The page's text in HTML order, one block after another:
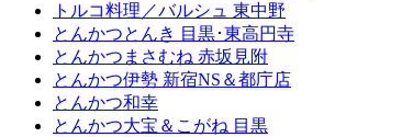
トルコ料理／バルシュ 東中野
とんかつとんき 目黒･東高円寺
とんかつまさむね 赤坂見附
とんかつ伊勢 新宿NS＆都庁店
とんかつ和幸
とんかつ大宝＆こがね 目黒